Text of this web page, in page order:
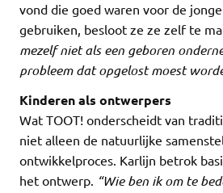
vond die goed waren voor de
gebruiken, besloot ze ze zelf te
mezelf niet als een geboren
probleem dat opgelost moest
Kinderen als ontwerpers
Wat TOOT! onderscheidt van
niet alleen de natuurlijke
ontwikkelproces. Karlijn betrok
het ontwerp. “Wie ben ik om te